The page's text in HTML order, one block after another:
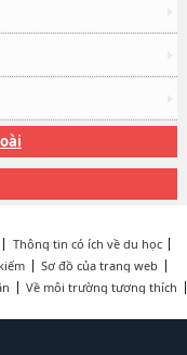
Thông tin có ích về du học
Sơ đồ của trang web
Về môi trường tương thích